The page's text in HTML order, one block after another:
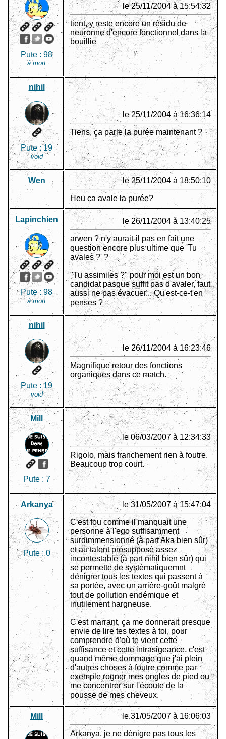
Pute : 98
à mort
le 25/11/2004 à 15:54:32
tient, y reste encore un résidu de
neuronne d'encore fonctionnel dans la
bouillie
nihil
Pute :19
void
le 25/11/2004 à 16:36:14
Tiens, ça parle la purée maintenant ?
Wen le 25/11/2004 à 18:50:10
Heu ca avale la purée?
Lapinchien
Pute : 98
à mort
le 26/11/2004 à 13:40:25
arwen ? n'y aurait-il pas en fait une
question encore plus ultime que 'Tu
avales ?' ?
"Tu assimiles ?" pour moi est un bon
candidat pasque suffit pas d'avaler, faut
aussi ne pas évacuer... Qu'est-ce-t'en
penses ?
nihil
Pute :19
void
le 26/11/2004 à 16:23:46
Magnifique retour des fonctions
organiques dans ce match.
Mill
Pute : 7
le 06/03/2007 à 12:34:33
Rigolo, mais franchement rien à foutre.
Beaucoup trop court.
Arkanya
Pute :0
le 31/05/2007 à 15:47:04
C'est fou comme il manquait une
personne à l'ego suffisamment
surdimmensionné (à part Aka bien sûr)
et au talent présupposé assez
incontestable (à part nihil bien sûr) qui
se permette de systématiquemnt
dénigrer tous les textes qui passent à
sa portée, avec un arrière-goût malgré
tout de pollution endémique et
inutilement hargneuse.
C'est marrant, ça me donnerait presque
envie de lire tes textes à toi, pour
comprendre d'où te vient cette
suffisance et cette intrasigeance, c'est
quand même dommage que j'ai plein
d'autres choses à foutre comme par
exemple rogner mes ongles de pied ou
me concentrer sur l'écoute de la
pousse de mes cheveux.
Mill le 31/05/2007 à 16:06:03
Arkanya, je ne dénigre pas tous les